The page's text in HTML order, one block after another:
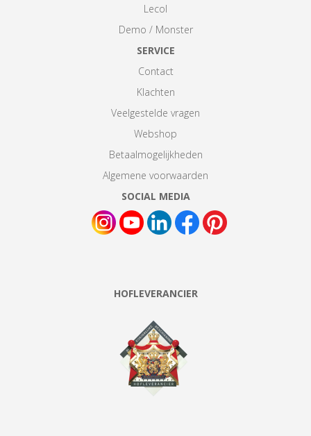
Lecol
Demo / Monster
SERVICE
Contact
Klachten
Veelgestelde vragen
Webshop
Betaalmogelijkheden
Algemene voorwaarden
SOCIAL MEDIA
HOFLEVERANCIER